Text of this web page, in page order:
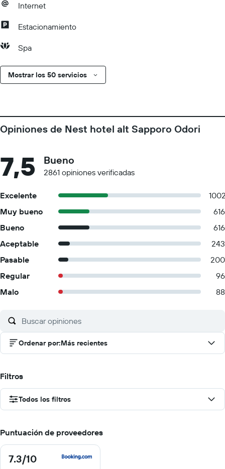
Internet
Estacionamiento
Spa
Mostrar los 50 servicios
Opiniones de Nest hotel alt Sapporo Odori
7,5 Bueno
2861 opiniones verificadas
Excelente
Muy bueno
616
Bueno
616
Aceptable
243
Pasable
200
Regular
96
Malo
88
Ordenar por:Más recientes
Filtros
Todos los filtros
Puntuación de proveedores
7.3/10
7.3